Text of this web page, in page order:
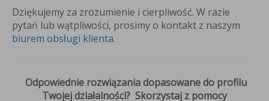
Dziękujemy za zrozumienie i cierpliwość. W razie
pytań lub wątpliwości, prosimy o kontakt z naszym
biurem obsługi klienta.
Odpowiednie rozwiązania dopasowane do profilu
Twojej działalności? Skorzystaj z pomocy